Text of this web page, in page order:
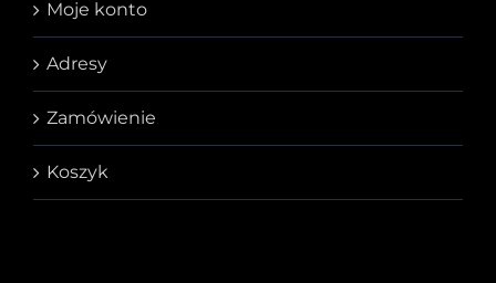
Moje konto
Adresy
Zamówienie
Koszyk